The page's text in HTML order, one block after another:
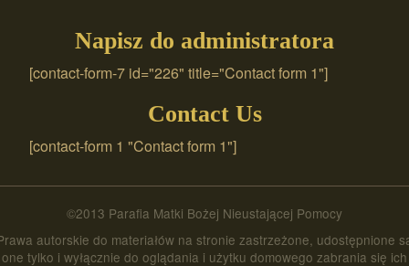
Napisz do administratora
[contact-form-7 id="226" title="Contact form 1"]
Contact Us
[contact-form 1 "Contact form 1"]
©2013 Parafia Matki Bożej Nieustającej Pomocy
autorskie do materiałów na stronie zastrzeżone, udostępnione
one tylko i wyłącznie do oglądania i użytku domowego zabrania się ich